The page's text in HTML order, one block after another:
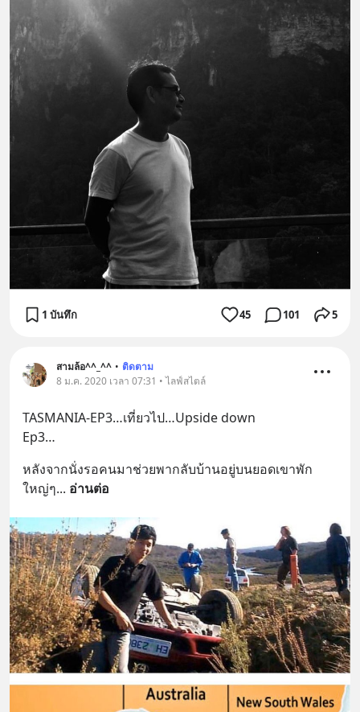
1 บันทึก 45 101 5
สามล้อ^^_^^ • ติดตาม
8 ม.ค. 2020 เวลา 07:31 • ไลฟ์สไตล์
TASMANIA-EP3…เที่ยวไป…Upside down
Ep3…
หลังจากนั่งรอคนมาช่วยพากลับบ้านอยู่บนยอดเขาพัก
ใหญ่ๆ... อ่านต่อ